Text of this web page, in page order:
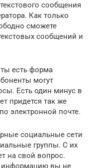
сообщения
Как только
сможете
сообщений и
есть форма
могут
Есть один минус в
придется так же
электронной почте.
социальные сети
группы. С их
на свой вопрос.
информацию вы не